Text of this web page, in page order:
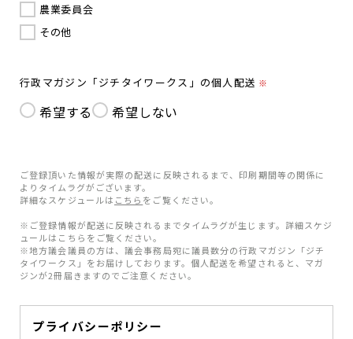
農業委員会
その他
行政マガジン「ジチタイワークス」の個人配送 ※
希望する 希望しない
ご登録頂いた情報が実際の配送に反映されるまで、印刷期間等の関係に
よりタイムラグがございます。
詳細なスケジュールは こちら をご覧ください。
※ご登録情報が配送に反映されるまでタイムラグが生じます。詳細スケジ
ュールはこちらをご覧ください。
※地方議会議員の方は、議会事務局宛に議員数分の行政マガジン「ジチ
タイワークス」をお届けしております。個人配送を希望されると、マガ
ジンが2冊届きますのでご注意ください。
プライバシーポリシー